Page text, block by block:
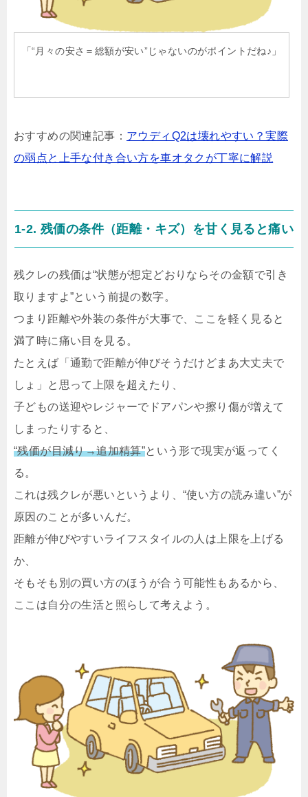
「“月々の安さ＝総額が安い”じゃないのがポイントだね♪」
おすすめの関連記事： アウディQ2は壊れやすい？実際
の弱点と上手な付き合い方を車オタクが丁寧に解説
1-2. 残価の条件（距離・キズ）を甘く見ると痛い
残クレの残価は“状態が想定どおりならその金額で引き
取りますよ”という前提の数字。
つまり距離や外装の条件が大事で、ここを軽く見ると
満了時に痛い目を見る。
たとえば「通勤で距離が伸びそうだけどまあ大丈夫で
しょ」と思って上限を超えたり、
子どもの送迎やレジャーでドアパンや擦り傷が増えて
しまったりすると、
“残価が目減り→追加精算”という形で現実が返ってく
る。
これは残クレが悪いというより、“使い方の読み違い”が
原因のことが多いんだ。
距離が伸びやすいライフスタイルの人は上限を上げる
か、
そもそも別の買い方のほうが合う可能性もあるから、
ここは自分の生活と照らして考えよう。